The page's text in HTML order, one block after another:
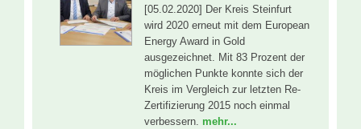
[05.02.2020] Der Kreis Steinfurt
wird 2020 erneut mit dem European
Energy Award in Gold
ausgezeichnet. Mit 83 Prozent der
möglichen Punkte konnte sich der
Kreis im Vergleich zur letzten Re-
Zertifizierung 2015 noch einmal
verbessern. mehr...